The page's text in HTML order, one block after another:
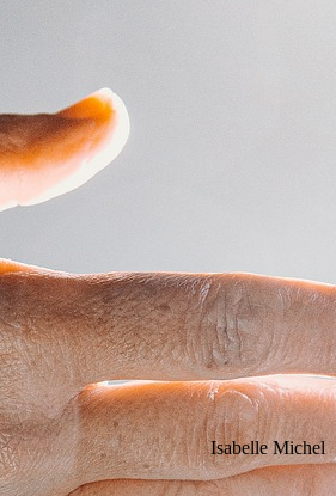
Isabelle Michel